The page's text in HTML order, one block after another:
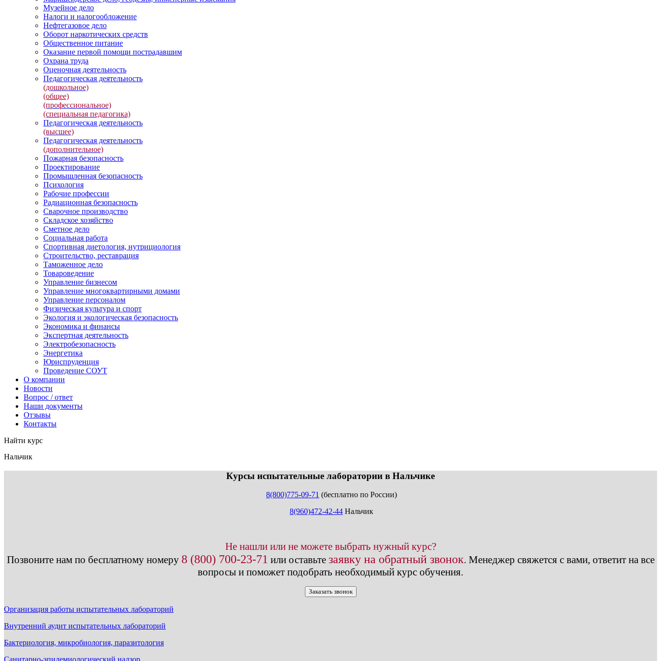
Музейное дело
Налоги и налогообложение
Нефтегазовое дело
Оборот наркотических средств
Общественное питание
Оказание первой помощи пострадавшим
Охрана труда
Оценочная деятельность
Педагогическая деятельность
(дошкольное)
(общее)
(профессиональное)
(специальная педагогика)
Педагогическая деятельность
(высшее)
Педагогическая деятельность
(дополнительное)
Пожарная безопасность
Проектирование
Промышленная безопасность
Психология
Рабочие профессии
Радиационная безопасность
Сварочное производство
Складское хозяйство
Сметное дело
Социальная работа
Спортивная диетология, нутрициология
Строительство, реставрация
Таможенное дело
Товароведение
Управление бизнесом
Управление многоквартирными домами
Управление персоналом
Физическая культура и спорт
Экология и экологическая безопасность
Экономика и финансы
Экспертная деятельность
Электробезопасность
Энергетика
Юриспруденция
Проведение СОУТ
О компании
Новости
Вопрос / ответ
Наши документы
Отзывы
Контакты
Найти курс
Нальчик
Курсы испытательные лаборатории в Нальчике
8(800)775-09-71 (бесплатно по России)
8(960)472-42-44 Нальчик
Не нашли или не можете выбрать нужный курс?
Позвоните нам по бесплатному номеру 8 (800) 700-23-71 или оставьте заявку на обратный звонок. Менеджер свяжется с вами, ответит на все
вопросы и поможет подобрать необходимый курс обучения.
Заказать звонок
Организация работы испытательных лабораторий
Внутренний аудит испытательных лабораторий
Бактериология, микробиология, паразитология